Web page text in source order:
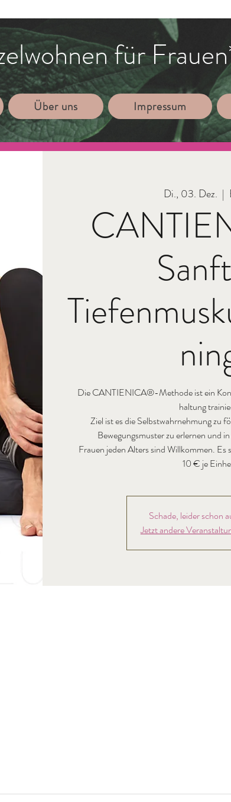
für
Über uns Impressum
Di., 03. Dez.
  |
Die CANTIENICA®-Methode ist ein
haltung
Ziel ist es die Selbstwahrnehmung zu
Bewegungsmuster zu erlernen und
Frauen jeden Alters sind Willkommen. Es
Schade, leider schon
Jetzt andere